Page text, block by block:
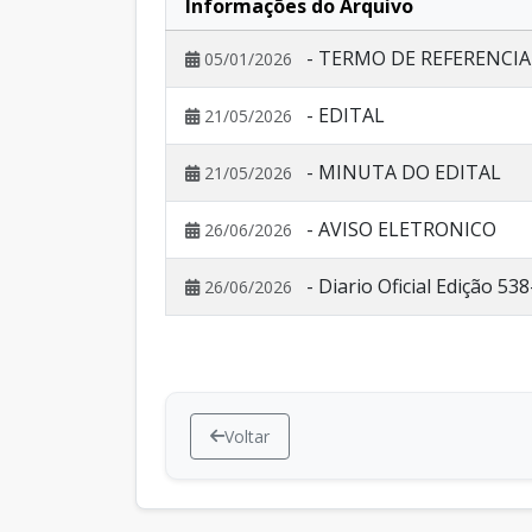
Informações do Arquivo
05/01/2026 - TERMO DE REFERENCIA
21/05/2026 - EDITAL
21/05/2026 - MINUTA DO EDITAL
26/06/2026 - AVISO ELETRONICO
26/06/2026 - Diario Oficial Edição
Voltar